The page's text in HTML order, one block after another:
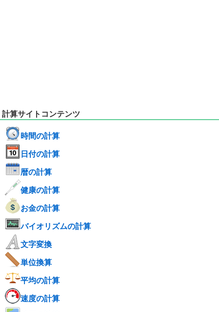
計算サイトコンテンツ
時間の計算
日付の計算
暦の計算
健康の計算
お金の計算
バイオリズムの計算
文字変換
単位換算
平均の計算
速度の計算